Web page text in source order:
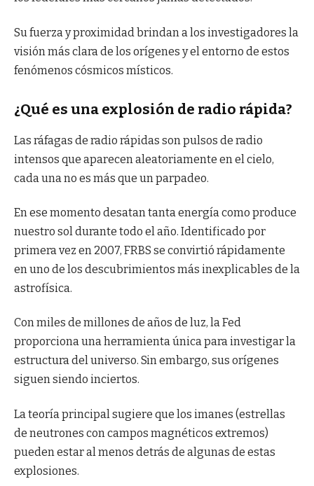
Su fuerza y ​​proximidad brindan a los investigadores la
visión más clara de los orígenes y el entorno de estos
fenómenos cósmicos místicos.
¿Qué es una explosión de radio rápida?
Las ráfagas de radio rápidas son pulsos de radio
intensos que aparecen aleatoriamente en el cielo,
cada una no es más que un parpadeo.
En ese momento desatan tanta energía como produce
nuestro sol durante todo el año. Identificado por
primera vez en 2007, FRBS se convirtió rápidamente
en uno de los descubrimientos más inexplicables de la
astrofísica.
Con miles de millones de años de luz, la Fed
proporciona una herramienta única para investigar la
estructura del universo. Sin embargo, sus orígenes
siguen siendo inciertos.
La teoría principal sugiere que los imanes (estrellas
de neutrones con campos magnéticos extremos)
pueden estar al menos detrás de algunas de estas
explosiones.